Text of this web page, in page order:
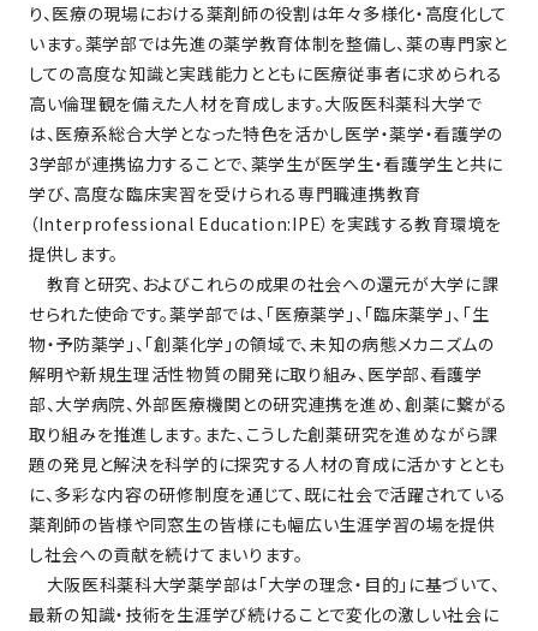
り、医療の現場における薬剤師の役割は年々多様化・高度化して
います。薬学部では先進の薬学教育体制を整備し、薬の専門家と
しての高度な知識と実践能力とともに医療従事者に求められる
高い倫理観を備えた人材を育成します。大阪医科薬科大学で
は、医療系総合大学となった特色を活かし医学・薬学・看護学の
3学部が連携協力することで、薬学生が医学生・看護学生と共に
学び、高度な臨床実習を受けられる専門職連携教育
（Interprofessional Education:IPE）を実践する教育環境を
提供します。
教育と研究、およびこれらの成果の社会への還元が大学に課
せられた使命です。薬学部では、「医療薬学」、「臨床薬学」、「生
物・予防薬学」、「創薬化学」の領域で、未知の病態メカニズムの
解明や新規生理活性物質の開発に取り組み、医学部、看護学
部、大学病院、外部医療機関との研究連携を進め、創薬に繋がる
取り組みを推進します。また、こうした創薬研究を進めながら課
題の発見と解決を科学的に探究する人材の育成に活かすととも
に、多彩な内容の研修制度を通じて、既に社会で活躍されている
薬剤師の皆様や同窓生の皆様にも幅広い生涯学習の場を提供
し社会への貢献を続けてまいります。
大阪医科薬科大学薬学部は「大学の理念・目的」に基づいて、
最新の知識・技術を生涯学び続けることで変化の激しい社会に